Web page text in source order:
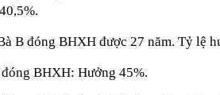
B đóng BHXH được 27 năm. Tỷ lệ
BHXH: Hưởng 45%.